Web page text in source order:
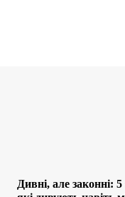
Дивні, але законні: